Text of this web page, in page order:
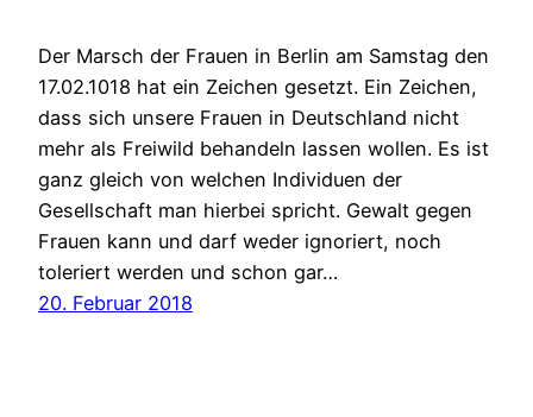
Der Marsch der Frauen in Berlin am Samstag den
17.02.1018 hat ein Zeichen gesetzt. Ein Zeichen,
dass sich unsere Frauen in Deutschland nicht
mehr als Freiwild behandeln lassen wollen. Es ist
ganz gleich von welchen Individuen der
Gesellschaft man hierbei spricht. Gewalt gegen
Frauen kann und darf weder ignoriert, noch
toleriert werden und schon gar…
20. Februar 2018